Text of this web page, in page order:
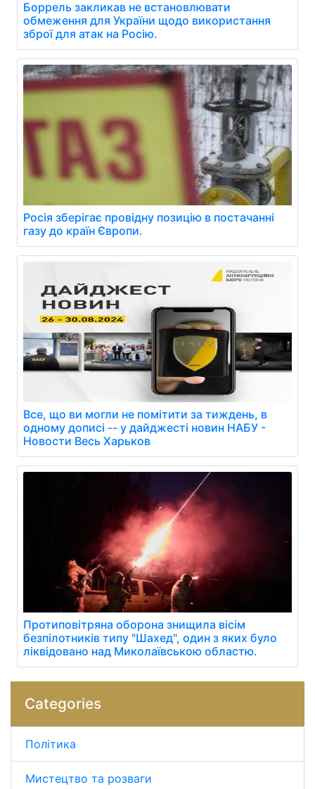
Боррель закликав не встановлювати
обмеження для України щодо використання
зброї для атак на Росію.
Росія зберігає провідну позицію в постачанні
газу до країн Європи.
Все, що ви могли не помітити за тиждень, в
одному дописі -- у дайджесті новин НАБУ -
Новости Весь Харьков
Протиповітряна оборона знищила вісім
безпілотників типу "Шахед", один з яких було
ліквідовано над Миколаївською областю.
Categories
Політика
Мистецтво та розваги